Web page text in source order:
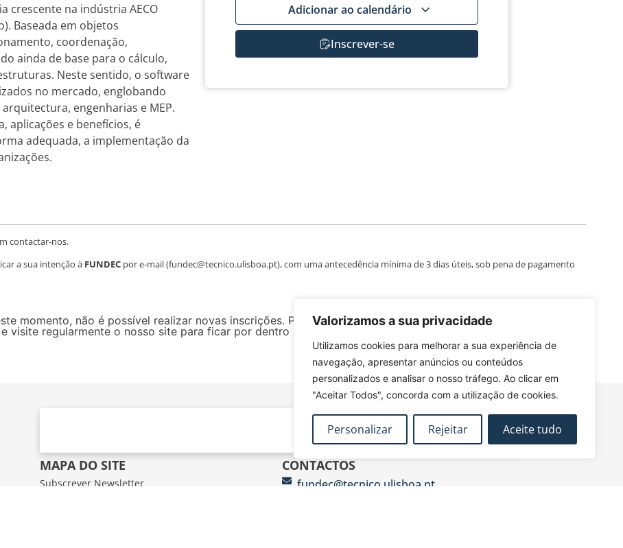
Valorizamos a sua privacidade
Utilizamos cookies para melhorar a sua experiência de
navegação, apresentar anúncios ou conteúdos
personalizados e analisar o nosso tráfego. Ao clicar em
"Aceitar Todos", concorda com a utilização de cookies.
Personalizar Rejeitar Aceite tudo
crescente na indústria AECO
Baseada em objetos
coordenação,
ainda de base para o cálculo,
Neste sentido, o software
no mercado, englobando
engenharias e MEP.
aplicações e benefícios, é
adequada, a implementação da
Adicionar ao calendário
Inscrever-se
contactar-nos.
a sua intenção à FUNDECpor e-mail (fundec@tecnico.ulisboa.pt), com uma antecedência mínima de 3 dias úteis, sob pena de pagamento
momento, não é possível realizar novas inscrições. Para não perder as próximas
visite regularmente o nosso site para ficar por dentro de futuras ações de formação.
MAPA DO SITE
Subscrever Newsletter
CONTACTOS
fundec@tecnico.ulisboa.pt